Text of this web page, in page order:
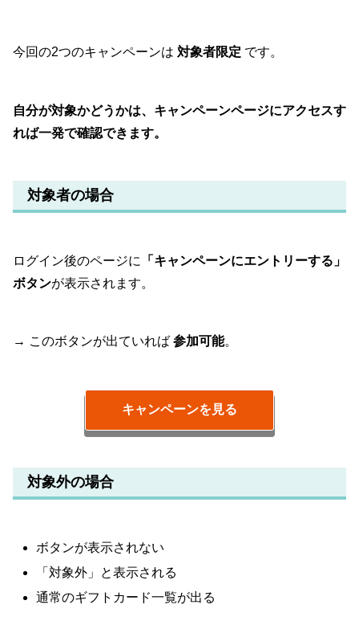
今回の2つのキャンペーンは 対象者限定 です。
自分が対象かどうかは、キャンペーンページにアクセスす
れば一発で確認できます。
対象者の場合
ログイン後のページに
「キャンペーンにエントリーする」
ボタンが表示されます。
→ このボタンが出ていれば 参加可能。
キャンペーンを見る
対象外の場合
ボタンが表示されない
「対象外」と表示される
通常のギフトカード一覧が出る